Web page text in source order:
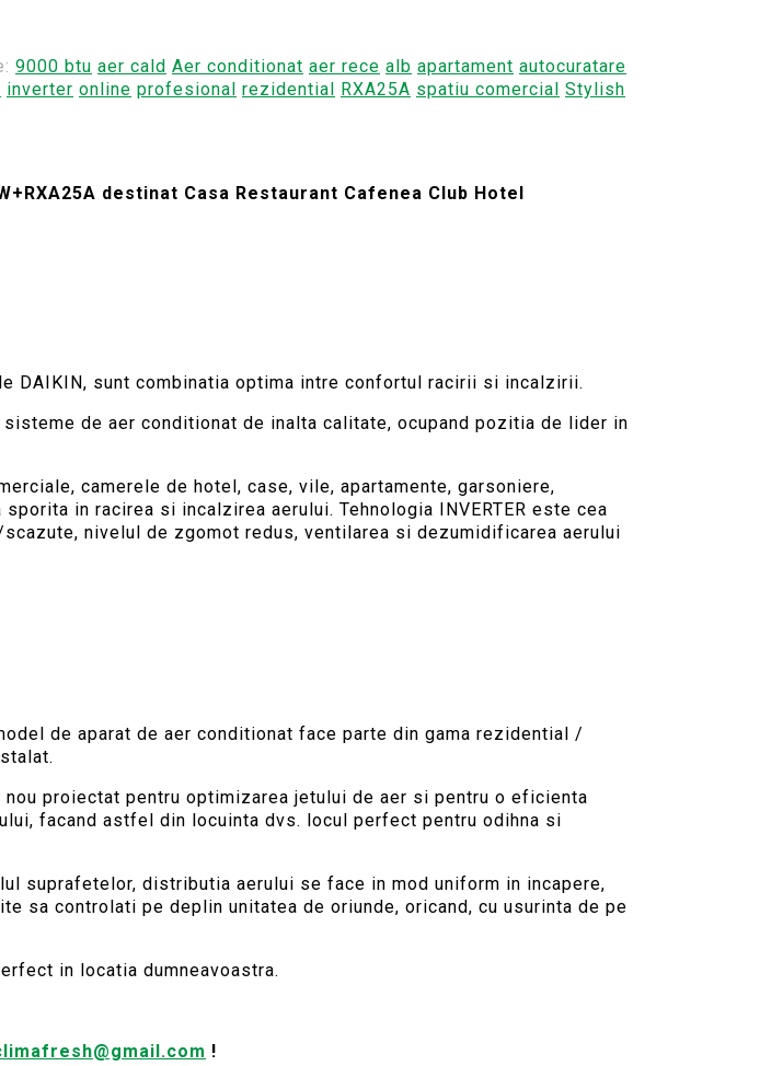
9000 btu aer cald Aer conditionat aer rece alb apartament autocuratare
inverter online profesional rezidential RXA25A spatiu comercial Stylish
destinat Casa Restaurant Cafenea Club Hotel
DAIKIN, sunt combinatia optima intre confortul racirii si incalzirii.
de aer conditionat de inalta calitate, ocupand pozitia de lider in
camerele de hotel, case, vile, apartamente, garsoniere,
in racirea si incalzirea aerului. Tehnologia INVERTER este cea
nivelul de zgomot redus, ventilarea si dezumidificarea aerului
de aparat de aer conditionat face parte din gama rezidential /
proiectat pentru optimizarea jetului de aer si pentru o eficienta
facand astfel din locuinta dvs. locul perfect pentru odihna si
suprafetelor, distributia aerului se face in mod uniform in incapere,
sa controlati pe deplin unitatea de oriunde, oricand, cu usurinta de pe
in locatia dumneavoastra.
!